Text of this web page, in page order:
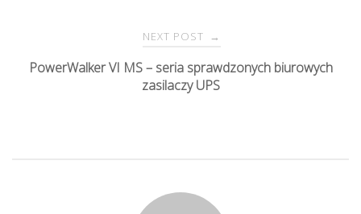
NEXT POST →
PowerWalker VI MS – seria sprawdzonych biurowych
zasilaczy UPS